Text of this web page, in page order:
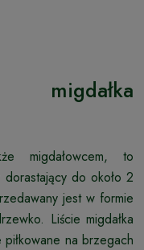
migdałka
migdałowcem, to
do około 2
jest w formie
Liście migdałka
na brzegach